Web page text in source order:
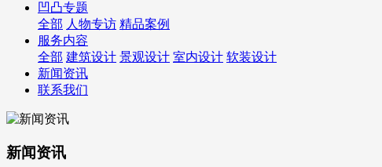
凹凸专题
全部 人物专访 精品案例
服务内容
全部 建筑设计 景观设计 室内设计 软装设计
新闻资讯
联系我们
新闻资讯